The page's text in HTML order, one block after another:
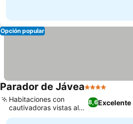
Opción popular
Parador de Jávea4 Estrellas
8,6Excelente
Habitaciones con
cautivadoras vistas al
mar